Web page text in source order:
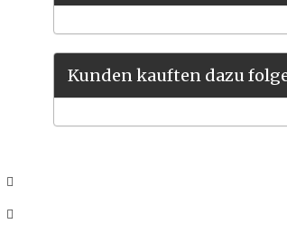
Kunden kauften dazu